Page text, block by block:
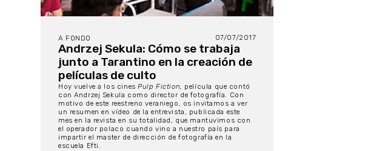
A FONDO 07/07/2017
Andrzej Sekula: Cómo se trabaja
junto a Tarantino en la creación de
películas de culto
Hoy vuelve a los cinesPulp Fiction, película que contó
con Andrzej Sekula como director de fotografía. Con
motivo de este reestreno veraniego, os invitamos a ver
un resumen en vídeo de la entrevista, publicada este
mes en la revista en su totalidad, que mantuvimos con
el operador polaco cuando vino a nuestro país para
impartir el master de dirección de fotografía en la
escuela Efti.